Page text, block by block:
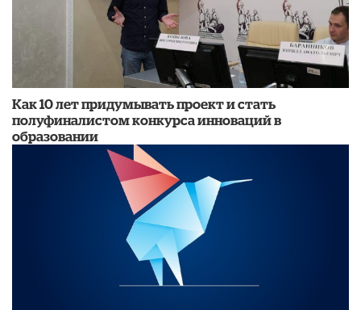
Как 10 лет придумывать проект и стать
полуфиналистом конкурса инноваций в
образовании